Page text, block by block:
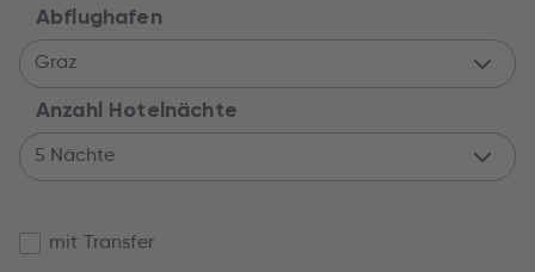
Abflughafen
Graz
Anzahl Hotelnächte
5 Nächte
mit Transfer